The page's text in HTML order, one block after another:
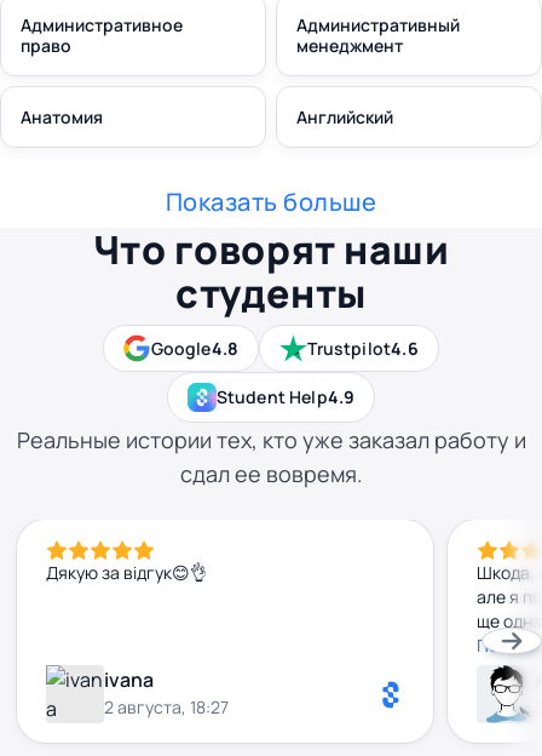
Административное
право
Административный
менеджмент
Анатомия Английский
Показать больше
Google4.8 Trustpilot4.6
Student Help4.9
Что говорят наши
студенты
Реальные истории тех, кто уже заказал работу и
сдал ее вовремя.
Дякую за відгук😊👌
ivana
2 августа, 18:27
Шкода,
але я
ще